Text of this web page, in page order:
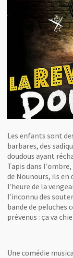
Les enfants sont
barbares, des
doudous ayant
Tapis dans
de Nounours, ils en
l'heure de la
l'inconnu des
bande de peluches
prévenus : ça va
Une comédie